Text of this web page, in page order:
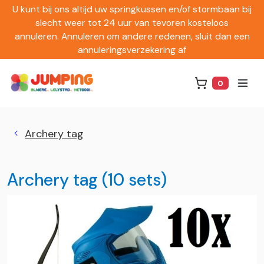
U kunt bij ons altijd uw springkussen en/of stormbaan bij
slecht weer tot 24 uur van tevoren kosteloos
annuleren. Annuleren om andere redenen, sluit dan een
annuleringsverzekering af
0
Archery tag
Archery tag (10 sets)